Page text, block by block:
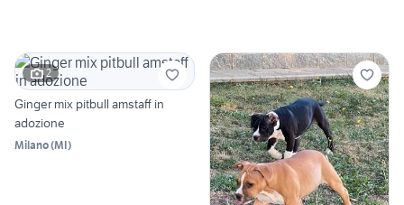
2
Ginger mix pitbull amstaff in
adozione
Milano(MI)